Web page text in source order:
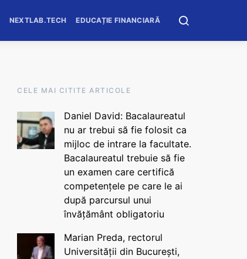
NEXTLAB.TECH EDUCAȚIE FINANCIARĂ
CELE MAI CITITE ARTICOLE
Daniel David: Bacalaureatul
nu ar trebui să fie folosit ca
mijloc de intrare la facultate.
Bacalaureatul trebuie să fie
un examen care certifică
competențele pe care le ai
după parcursul unui
învățământ obligatoriu
Marian Preda, rectorul
Universității din București,